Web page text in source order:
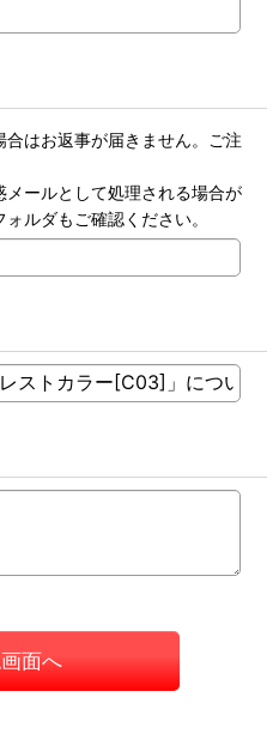
合はお返事が届きません。ご注
メールとして処理される場合が
ルダもご確認ください。
面へ